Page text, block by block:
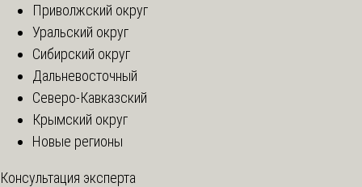
Приволжский округ
Уральский округ
Сибирский округ
Дальневосточный
Северо-Кавказский
Крымский округ
Новые регионы
Консультация эксперта